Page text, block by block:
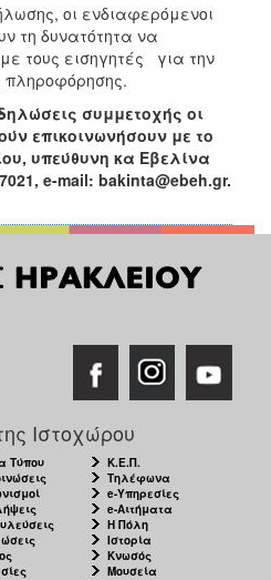
οι ενδιαφερόμενοι
τη δυνατότητα να
με τους εισηγητές για την
πληροφόρησης.
συμμετοχής οι
επικοινωνήσουν με το
υπεύθυνη κα Εβελίνα
e-mail: bakinta@ebeh.gr.
Ιστοχώρου
Τύπου
Κ.Ε.Π.
Τηλέφωνα
e-Υπηρεσίες
e-Αιτήματα
Η Πόλη
Ιστορία
Κνωσός
Μουσεία